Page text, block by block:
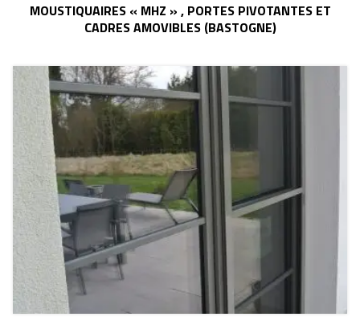
MOUSTIQUAIRES « MHZ » , PORTES PIVOTANTES ET
CADRES AMOVIBLES (BASTOGNE)